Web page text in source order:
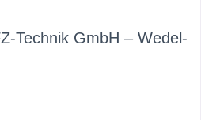
Technik GmbH – Wedel-